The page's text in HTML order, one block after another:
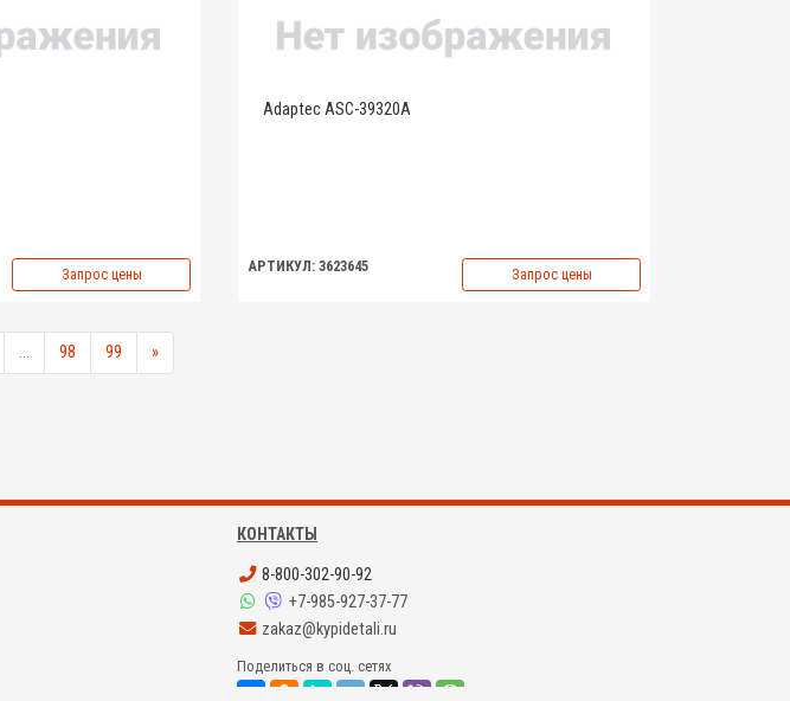
Запрос цены
Adaptec ASC-39320A
АРТИКУЛ: 3623645 Запрос цены
... 98 99 »
КОНТАКТЫ
8-800-302-90-92
+7-985-927-37-77
zakaz@kypidetali.ru
Поделиться в соц. сетях